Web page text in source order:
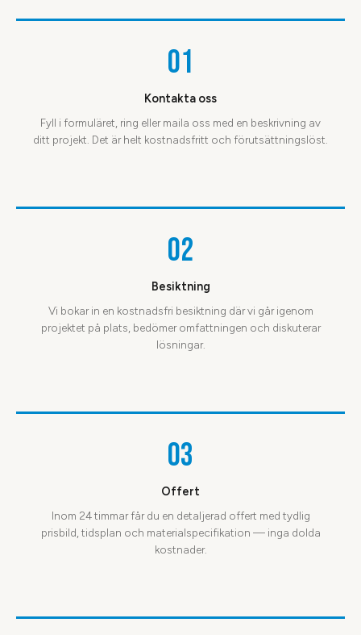
01
Kontakta oss
Fyll i formuläret, ring eller maila oss med en beskrivning av
ditt projekt. Det är helt kostnadsfritt och förutsättningslöst.
02
Besiktning
Vi bokar in en kostnadsfri besiktning där vi går igenom
projektet på plats, bedömer omfattningen och diskuterar
lösningar.
03
Offert
Inom 24 timmar får du en detaljerad offert med tydlig
prisbild, tidsplan och materialspecifikation — inga dolda
kostnader.